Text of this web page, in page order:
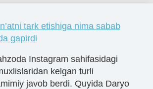
tark etishiga nima sabab
gapirdi
Instagram sahifasidagi
kelgan turli
javob berdi. Quyida Daryo